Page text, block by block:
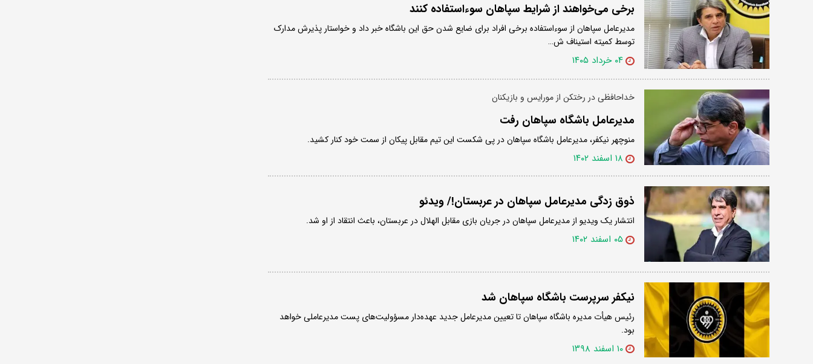
برخی می‌خواهند از شرایط سپاهان سوءاستفاده کنند
مدیرعامل سپاهان از سوءاستفاده برخی افراد برای ضایع شدن حق این باشگاه خبر داد و خواستار پذیرش مدارک
توسط کمیته استیناف ش…
۰۴ خرداد ۱۴۰۵
خداحافظی در رختکن از مورایس و بازیکنان
مدیرعامل باشگاه سپاهان رفت
منوچهر نیکفر، مدیرعامل باشگاه سپاهان در پی شکست این تیم مقابل پیکان از سمت خود کنار کشید.
۱۸ اسفند ۱۴۰۲
ذوق زدگی مدیرعامل سپاهان در عربستان!/ ویدئو
انتشار یک ویدیو از مدیرعامل سپاهان در جریان بازی مقابل الهلال در عربستان، باعث انتقاد از او شد.
۰۵ اسفند ۱۴۰۲
نیکفر سرپرست باشگاه سپاهان شد
رئیس هیأت مدیره باشگاه سپاهان تا تعیین مدیرعامل جدید عهده‌دار مسؤولیت‌های پست مدیرعاملی خواهد
بود.
۱۰ اسفند ۱۳۹۸